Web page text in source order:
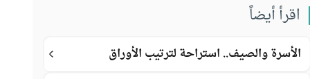
اقرأ أيضاً
الأسرة والصيف.. استراحة لترتيب الأوراق